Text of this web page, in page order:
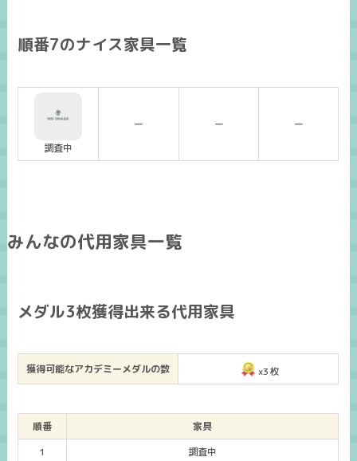
順番7のナイス家具一覧
調査中
ー ー ー
みんなの代用家具一覧
メダル3枚獲得出来る代用家具
獲得可能なアカデミーメダルの数 x3枚
順番
家具
1
調査中